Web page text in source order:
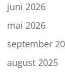
juni 2026
mai 2026
september
august 2025